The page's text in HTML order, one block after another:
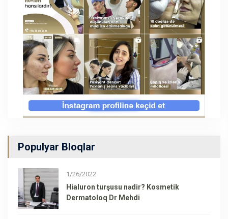
Populyar Bloqlar
1/26/2022
Hialuron turşusu nədir? Kosmetik
Dermatoloq Dr Mehdi